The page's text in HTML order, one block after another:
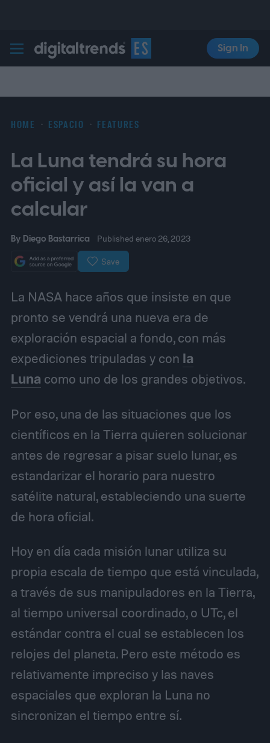
Digital Trends Español
Sign In
HOME ESPACIO FEATURES
La Luna tendrá su hora
oficial y así la van a
calcular
By Diego Bastarrica Published enero 26, 2023
Save
La NASA hace años que insiste en que
pronto se vendrá una nueva era de
exploración espacial a fondo, con más
expediciones tripuladas y con la
Luna como uno de los grandes objetivos.
Por eso, una de las situaciones que los
científicos en la Tierra quieren solucionar
antes de regresar a pisar suelo lunar, es
estandarizar el horario para nuestro
satélite natural, estableciendo una suerte
de hora oficial.
Hoy en día cada misión lunar utiliza su
propia escala de tiempo que está vinculada,
a través de sus manipuladores en la Tierra,
al tiempo universal coordinado, o UTc, el
estándar contra el cual se establecen los
relojes del planeta. Pero este método es
relativamente impreciso y las naves
espaciales que exploran la Luna no
sincronizan el tiempo entre sí.